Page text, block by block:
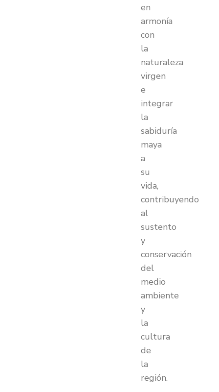
en
armonía
con
la
naturaleza
virgen
e
integrar
la
sabiduría
maya
a
su
vida,
contribuyendo
al
sustento
y
conservación
del
medio
ambiente
y
la
cultura
de
la
región.